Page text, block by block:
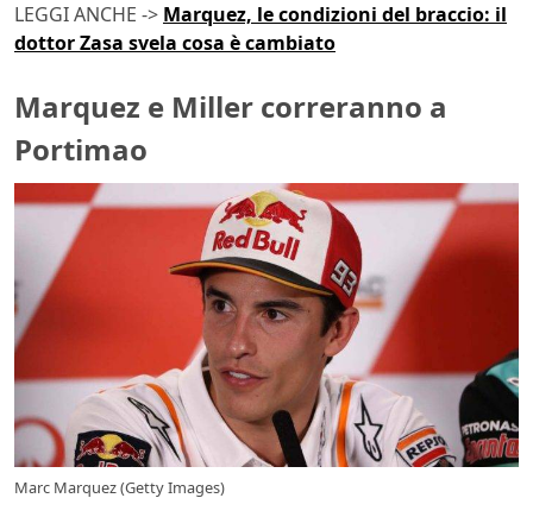
LEGGI ANCHE -> Marquez, le condizioni del braccio: il
dottor Zasa svela cosa è cambiato
Marquez e Miller correranno a
Portimao
Marc Marquez (Getty Images)